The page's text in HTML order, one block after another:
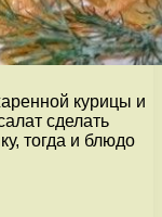
курицы и
сделать
тогда и блюдо